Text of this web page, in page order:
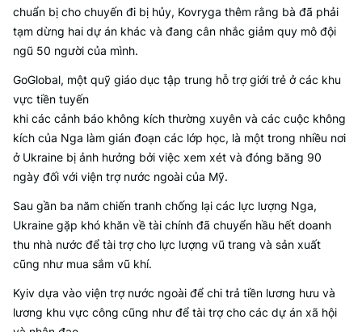
chuẩn bị cho chuyến đi bị hủy, Kovryga thêm rằng bà đã phải
tạm dừng hai dự án khác và đang cân nhắc giảm quy mô đội
ngũ 50 người của mình.
GoGlobal, một quỹ giáo dục tập trung hỗ trợ giới trẻ ở các khu
vực tiền tuyến
khi các cảnh báo không kích thường xuyên và các cuộc không
kích của Nga làm gián đoạn các lớp học, là một trong nhiều nơi
ở Ukraine bị ảnh hưởng bởi việc xem xét và đóng băng 90
ngày đối với viện trợ nước ngoài của Mỹ.
Sau gần ba năm chiến tranh chống lại các lực lượng Nga,
Ukraine gặp khó khăn về tài chính đã chuyển hầu hết doanh
thu nhà nước để tài trợ cho lực lượng vũ trang và sản xuất
cũng như mua sắm vũ khí.
Kyiv dựa vào viện trợ nước ngoài để chi trả tiền lương hưu và
lương khu vực công cũng như để tài trợ cho các dự án xã hội